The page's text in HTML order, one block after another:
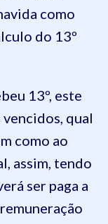
como
do 13º
13º, este
qual
como ao
assim, tendo
ser paga a